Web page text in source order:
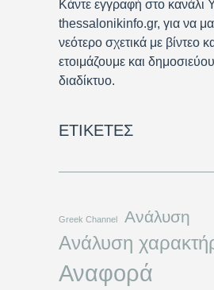
Κάντε εγγραφή στο κανάλι
thessalonikinfo.gr, για να
νεότερο σχετικά με βίντεο
ετοιμάζουμε και
διαδίκτυο.
ΕΤΙΚΈΤΕΣ
Greek Channel Ανάλυση
Ανάλυση
Αναφορά